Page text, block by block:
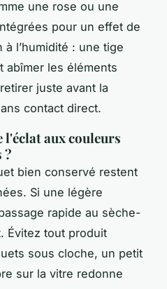
une rose ou une
pour un effet de
l’humidité : une tige
abîmer les éléments
juste avant la
contact direct.
l'éclat aux couleurs
?
bien conservé restent
Si une légère
rapide au sèche-
Évitez tout produit
sous cloche, un petit
sur la vitre redonne